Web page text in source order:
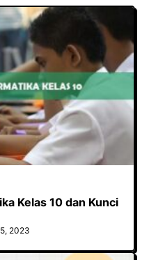
Kelas 10 dan Kunci
2023